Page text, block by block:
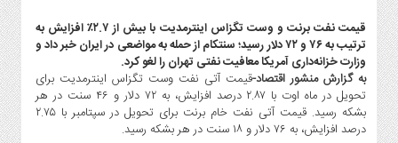
آپ
و
فن
آوری
بانک
،
بیمه
قیمت نفت برنت و وست تگزاس اینترمدیت با بیش از ۲.۷٪ افزایش به
ترتیب به ۷۶ و ۷۲ دلار رسید؛ سنتکام از حمله به مواضعی در ایران خبر داد و
وزارت خزانه‌داری آمریکا معافیت نفتی تهران را لغو کرد.
به گزارش منشور اقتصاد-قیمت آتی نفت وست تگزاس اینترمدیت برای
تحویل در ماه اوت با ۲.۸۷ درصد افزایش، به ۷۲ دلار و ۴۶ سنت در هر
بشکه رسید. قیمت آتی نفت خام برنت برای تحویل در سپتامبر با ۲.۷۵
درصد افزایش، به ۷۶ دلار و ۱۸ سنت در هر بشکه رسید.